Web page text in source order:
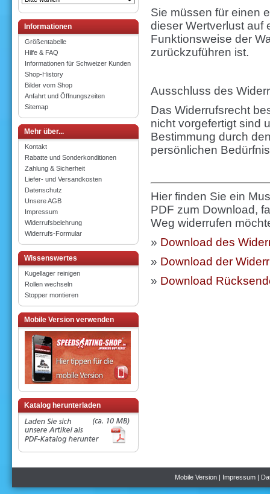
Informationen
Größentabelle
Hilfe & FAQ
Informationen für Schweizer Kunden
Shop-History
Bilder vom Shop
Anfahrt und Öffnungszeiten
Sitemap
Mehr über...
Kontakt
Rabatte und Sonderkonditionen
Zahlung & Sicherheit
Liefer- und Versandkosten
Datenschutz
Unsere AGB
Impressum
Widerrufsbelehrung
Widerrufs-Formular
Wissenswertes
Kugellager reinigen
Rollen wechseln
Stopper montieren
Mobile Version verwenden
Katalog herunterladen
Sie müssen für einen
dieser Wertverlust auf
Funktionsweise der
zurückzuführen ist.
Ausschluss des
Das Widerrufsrecht
nicht vorgefertigt sind
Bestimmung durch
persönlichen
Hier finden Sie ein
PDF zum Download,
Weg widerrufen
» Download des
» Download der
» Download
Mobile Version| Impressum|